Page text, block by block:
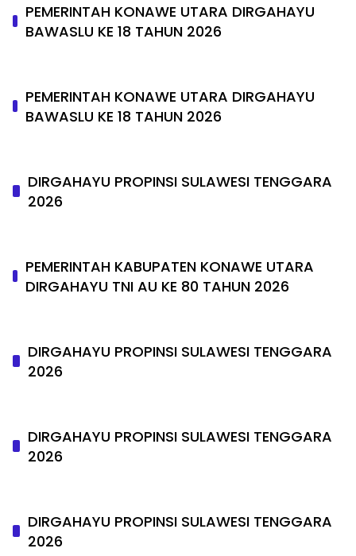
PEMERINTAH KONAWE UTARA DIRGAHAYU
BAWASLU KE 18 TAHUN 2026
PEMERINTAH KONAWE UTARA DIRGAHAYU
BAWASLU KE 18 TAHUN 2026
DIRGAHAYU PROPINSI SULAWESI TENGGARA
2026
PEMERINTAH KABUPATEN KONAWE UTARA
DIRGAHAYU TNI AU KE 80 TAHUN 2026
DIRGAHAYU PROPINSI SULAWESI TENGGARA
2026
DIRGAHAYU PROPINSI SULAWESI TENGGARA
2026
DIRGAHAYU PROPINSI SULAWESI TENGGARA
2026